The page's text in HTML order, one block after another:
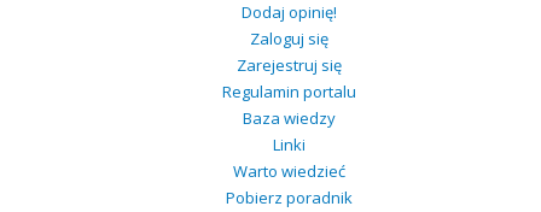
Dodaj opinię!
Zaloguj się
Zarejestruj się
Regulamin portalu
Baza wiedzy
Linki
Warto wiedzieć
Pobierz poradnik